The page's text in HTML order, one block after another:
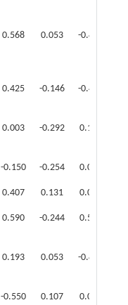
0.568 0.053 -0.401
0.425 -0.146 -0.404
0.003 -0.292 0.125
-0.150 -0.254 0.080
0.407 0.131 0.097
0.590 -0.244 0.577
0.193 0.053 -0.415
-0.550 0.107 0.009